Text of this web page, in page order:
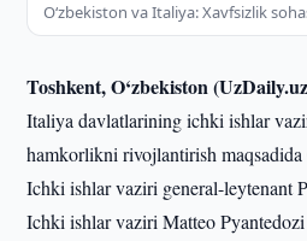
Oʻzbekiston va Italiya: Xavfsizlik
Toshkent, O‘zbekiston
Italiya davlatlarining ichki ishlar
hamkorlikni rivojlantirish
Ichki ishlar vaziri general-leytenant
Ichki ishlar vaziri Matteo